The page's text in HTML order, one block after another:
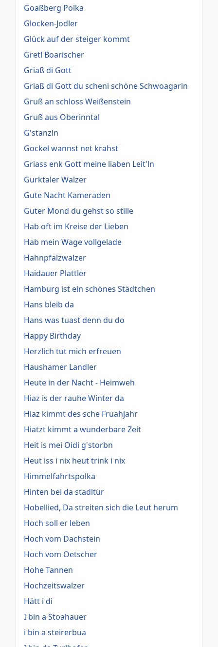
Goaßberg Polka
Glocken-Jodler
Glück auf der steiger kommt
Gretl Boarischer
Griaß di Gott
Griaß di Gott du scheni schöne Schwoagarin
Gruß an schloss Weißenstein
Gruß aus Oberinntal
G'stanzln
Gockel wannst net krahst
Griass enk Gott meine liaben Leit'ln
Gurktaler Walzer
Gute Nacht Kameraden
Guter Mond du gehst so stille
Hab oft im Kreise der Lieben
Hab mein Wage vollgelade
Hahnpfalzwalzer
Haidauer Plattler
Hamburg ist ein schönes Städtchen
Hans bleib da
Hans was tuast denn du do
Happy Birthday
Herzlich tut mich erfreuen
Haushamer Landler
Heute in der Nacht - Heimweh
Hiaz is der rauhe Winter da
Hiaz kimmt des sche Fruahjahr
Hiatzt kimmt a wunderbare Zeit
Heit is mei Oidi g'storbn
Heut iss i nix heut trink i nix
Himmelfahrtspolka
Hinten bei da stadltür
Hobellied, Da streiten sich die Leut herum
Hoch soll er leben
Hoch vom Dachstein
Hoch vom Oetscher
Hohe Tannen
Hochzeitswalzer
Hätt i di
I bin a Stoahauer
i bin a steirerbua